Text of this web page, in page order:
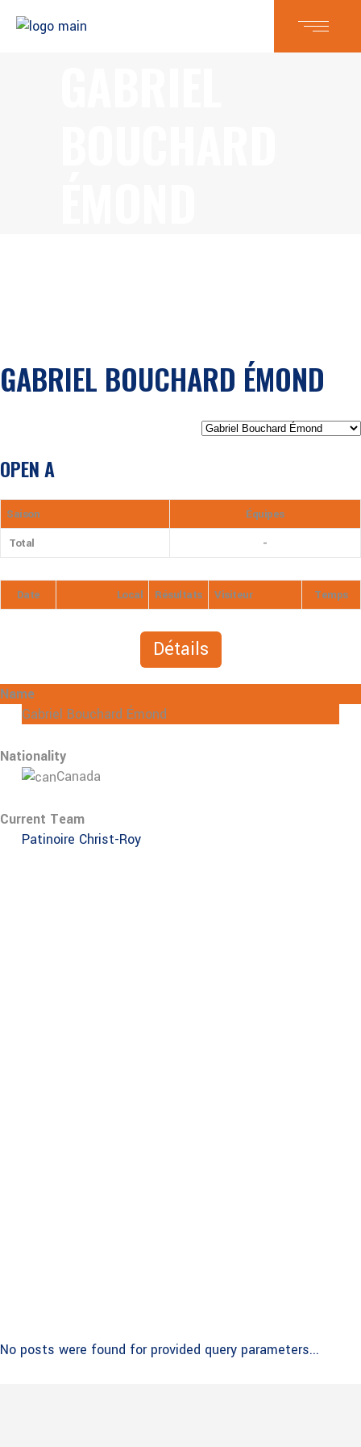
GABRIEL BOUCHARD ÉMOND
OPEN A
Saison
Équipes
Total
-
Date Local Résultats Visiteur Temps
Détails
Name
Gabriel Bouchard Émond
Nationality
Canada
Current Team
Patinoire Christ-Roy
No posts were found for provided query parameters...